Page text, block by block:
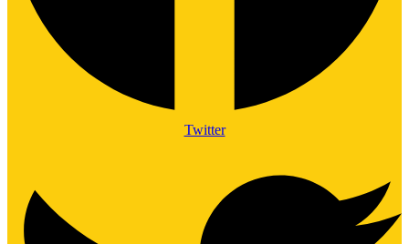
Twitter